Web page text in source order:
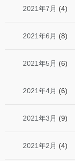
2021年7月 (4)
2021年6月 (8)
2021年5月 (6)
2021年4月 (6)
2021年3月 (9)
2021年2月 (4)